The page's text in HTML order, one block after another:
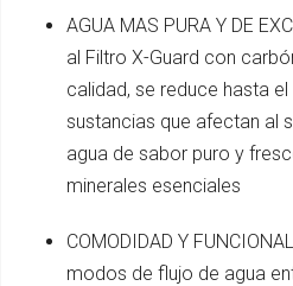
AGUA MAS PURA Y DE
al Filtro X-Guard con
calidad, se reduce hasta
sustancias que afectan al
agua de sabor puro y
minerales esenciales
COMODIDAD Y
modos de flujo de agua